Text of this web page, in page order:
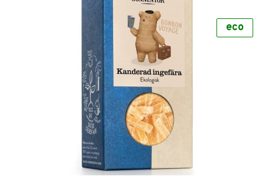
Lelut, Lapsi & Vauva
eco